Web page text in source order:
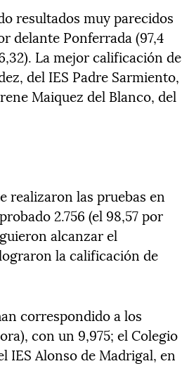
resultados muy parecidos
delante Ponferrada (97,4
La mejor calificación de
del IES Padre Sarmiento,
Maiquez del Blanco, del
realizaron las pruebas en
2.756 (el 98,57 por
alcanzar el
la calificación de
correspondido a los
con un 9,975; el Colegio
IES Alonso de Madrigal, en